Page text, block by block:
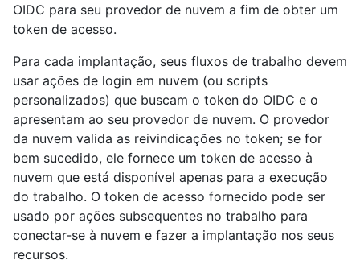
OIDC para seu provedor de nuvem a fim de obter um
token de acesso.
Para cada implantação, seus fluxos de trabalho devem
usar ações de login em nuvem (ou scripts
personalizados) que buscam o token do OIDC e o
apresentam ao seu provedor de nuvem. O provedor
da nuvem valida as reivindicações no token; se for
bem sucedido, ele fornece um token de acesso à
nuvem que está disponível apenas para a execução
do trabalho. O token de acesso fornecido pode ser
usado por ações subsequentes no trabalho para
conectar-se à nuvem e fazer a implantação nos seus
recursos.